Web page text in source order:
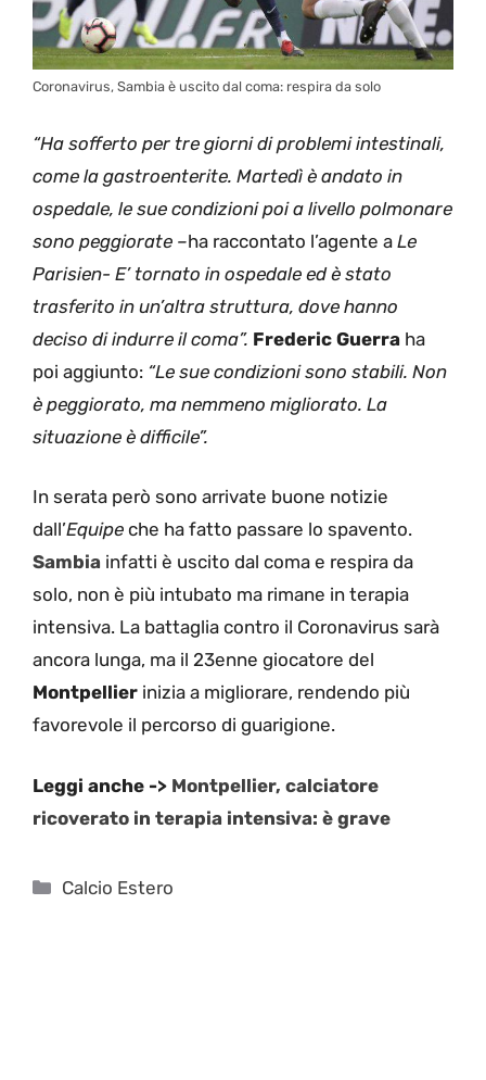
Coronavirus, Sambia è uscito dal coma: respira da solo
“Ha sofferto per tre giorni di problemi intestinali,
come la gastroenterite. Martedì è andato in
ospedale, le sue condizioni poi a livello polmonare
sono peggiorate –ha raccontato l’agente a Le
Parisien- E’ tornato in ospedale ed è stato
trasferito in un’altra struttura, dove hanno
deciso di indurre il coma”. Frederic Guerra ha
poi aggiunto: “Le sue condizioni sono stabili. Non
è peggiorato, ma nemmeno migliorato. La
situazione è difficile”.
In serata però sono arrivate buone notizie
dall’Equipe che ha fatto passare lo spavento.
Sambia infatti è uscito dal coma e respira da
solo, non è più intubato ma rimane in terapia
intensiva. La battaglia contro il Coronavirus sarà
ancora lunga, ma il 23enne giocatore del
Montpellier inizia a migliorare, rendendo più
favorevole il percorso di guarigione.
Leggi anche -> Montpellier, calciatore
ricoverato in terapia intensiva: è grave
Categorie
Calcio Estero